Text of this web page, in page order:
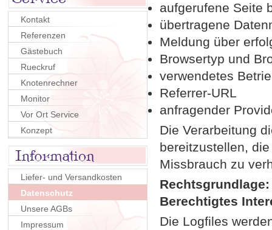
Kontakt
Referenzen
Gästebuch
Rueckruf
Knotenrechner
Monitor
Vor Ort Service
Konzept
Liefer- und Versandkosten
Datenschutz
Unsere AGBs
Impressum
aufgerufene Seite
übertragene
Meldung über
Browsertyp und
verwendetes
Referrer-URL
anfragender
Die Verarbeitung
bereitzustellen,
Missbrauch zu
Rechtsgrundlage:
Berechtigtes
Die Logfiles